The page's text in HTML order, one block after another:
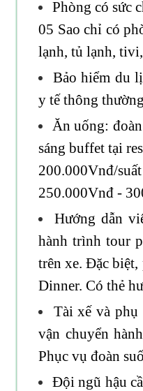
Phòng có sức
05 Sao chỉ có
lạnh, tủ lạnh,
Bảo hiểm du
y tế thông thường
Ăn uống:
sáng buffet tại
200.000Vnđ/
250.000Vnđ -
Hướng dẫn
hành trình tour
trên xe. Đặc
Dinner. Có thẻ
Tài xế và phụ
vận chuyển
Phục vụ đoàn
Đội ngũ hậu